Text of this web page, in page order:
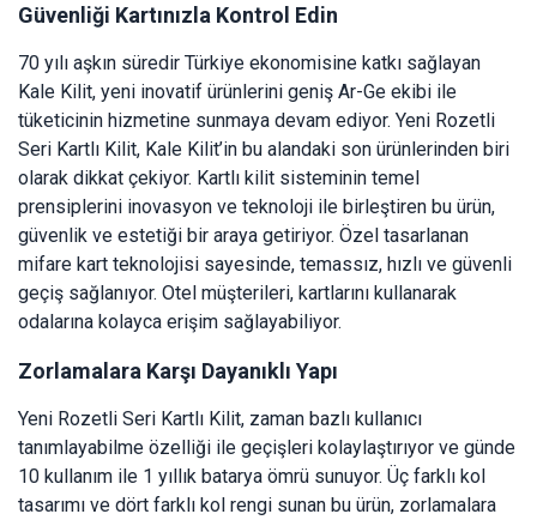
Güvenliği Kartınızla Kontrol Edin
70 yılı aşkın süredir Türkiye ekonomisine katkı sağlayan
Kale Kilit, yeni inovatif ürünlerini geniş Ar-Ge ekibi ile
tüketicinin hizmetine sunmaya devam ediyor. Yeni Rozetli
Seri Kartlı Kilit, Kale Kilit’in bu alandaki son ürünlerinden biri
olarak dikkat çekiyor. Kartlı kilit sisteminin temel
prensiplerini inovasyon ve teknoloji ile birleştiren bu ürün,
güvenlik ve estetiği bir araya getiriyor. Özel tasarlanan
mifare kart teknolojisi sayesinde, temassız, hızlı ve güvenli
geçiş sağlanıyor. Otel müşterileri, kartlarını kullanarak
odalarına kolayca erişim sağlayabiliyor.
Zorlamalara Karşı Dayanıklı Yapı
Yeni Rozetli Seri Kartlı Kilit, zaman bazlı kullanıcı
tanımlayabilme özelliği ile geçişleri kolaylaştırıyor ve günde
10 kullanım ile 1 yıllık batarya ömrü sunuyor. Üç farklı kol
tasarımı ve dört farklı kol rengi sunan bu ürün, zorlamalara